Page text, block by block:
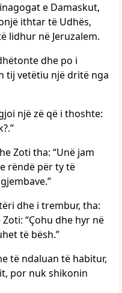
e Damaskut,
ithtar të Udhës,
lidhur në Jeruzalem.
dhe po i
tij vetëtiu një dritë nga
një zë që i thoshte:
Zoti tha: “Unë jam
rëndë për ty të
dhe i trembur, tha:
Zoti: “Çohu dhe hyr në
të bësh.”
të ndaluan të habitur,
por nuk shikonin